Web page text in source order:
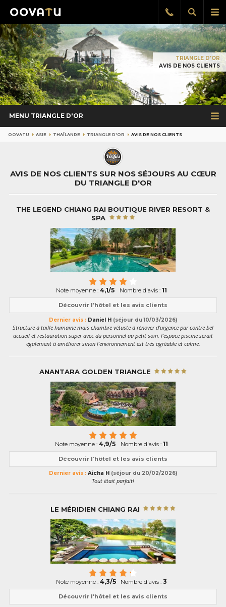
le
Afficher
la
Rappel
gratuit
TRIANGLE D'OR
AVIS DE NOS CLIENTS
MENU TRIANGLE D'OR
OOVATU ASIE THAÏLANDE TRIANGLE D'OR AVIS DE NOS CLIENTS
AVIS DE NOS CLIENTS SUR NOS SÉJOURS AU CŒUR
DU TRIANGLE D'OR
THE LEGEND CHIANG RAI BOUTIQUE RIVER RESORT &
SPA
Note moyenne :4,1/5 Nombre d'avis : 11
Découvrir l'hôtel et les avis clients
Dernier avis : Daniel H (séjour du 10/03/2026)
Structure à taille humaine mais chambre vétuste à rénover d'urgence par contre bel
accueil et restauration super avec du personnel au petit soin. l'espace piscine serait
également à améliorer sinon l'environnement est très agréable et calme.
ANANTARA GOLDEN TRIANGLE
Note moyenne :4,9/5 Nombre d'avis : 11
Découvrir l'hôtel et les avis clients
Dernier avis : Aicha H (séjour du 20/02/2026)
Tout était parfait!
LE MÉRIDIEN CHIANG RAI
Note moyenne : 4,3/5 Nombre d'avis : 3
Découvrir l'hôtel et les avis clients